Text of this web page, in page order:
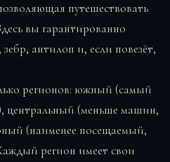
путешествовать
вы гарантированно
антилоп и, если повезёт,
регионов: южный (самый
центральный (меньше машин,
(наименее посещаемый,
регион имеет свои